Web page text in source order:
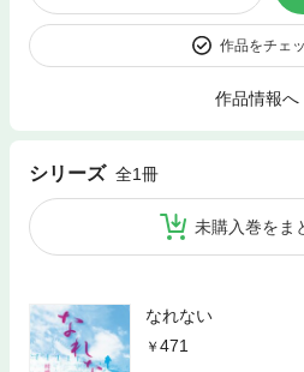
作品をチェ
作品情報へ
シリーズ 全1冊
未購入巻をま
なれない
471